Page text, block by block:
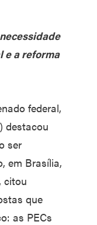
e a reforma
federal,
destacou
ser
em Brasília,
citou
que
as PECs